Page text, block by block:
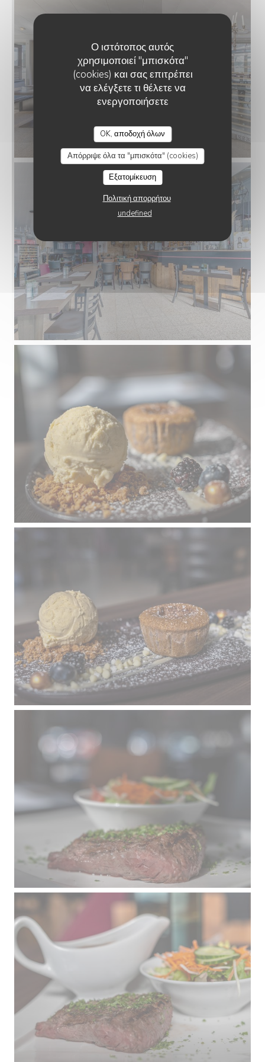
Ο ιστότοπος αυτός
χρησιμοποιεί "μπισκότα"
(cookies) και σας επιτρέπει
να ελέγξετε τι θέλετε να
ενεργοποιήσετε
OK, αποδοχή όλων
Απόρριψε όλα τα "μπισκότα" (cookies)
Εξατομίκευση
Πολιτική απορρήτου
undefined